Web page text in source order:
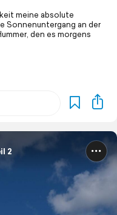
meine absolute
Sonnenuntergang an der
den es morgens
2